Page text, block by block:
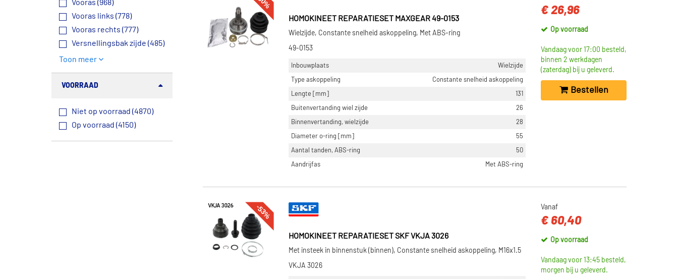
Vooras (968)
Vooras links (778)
Vooras rechts (777)
Versnellingsbak zijde (485)
Toon meer
VOORRAAD
Niet op voorraad (4870)
Op voorraad (4150)
HOMOKINEET REPARATIESET MAXGEAR 49-0153
Wielzijde, Constante snelheid askoppeling, Met ABS-ring
49-0153
Inbouwplaats
Wielzijde
Type askoppeling
Constante snelheid askoppeling
Lengte [mm]
131
Buitenvertanding wiel zijde
26
Binnenvertanding, wielzijde
28
Diameter o-ring [mm]
55
Aantal tanden, ABS-ring
50
Aandrijfas
Met ABS-ring
€ 26,96
Op voorraad
Vandaag voor 17:00 besteld,
binnen 2 werkdagen
(zaterdag) bij u geleverd.
Bestellen
-53%
HOMOKINEET REPARATIESET SKF VKJA 3026
Met insteek in binnenstuk (binnen), Constante snelheid askoppeling, M16x1.5
VKJA 3026
Vanaf
€ 60,40
Op voorraad
Vandaag voor 13:45 besteld,
morgen bij u geleverd.